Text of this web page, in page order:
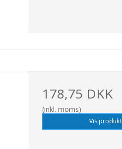
178,75 DKK
(inkl. moms)
Vis produkt